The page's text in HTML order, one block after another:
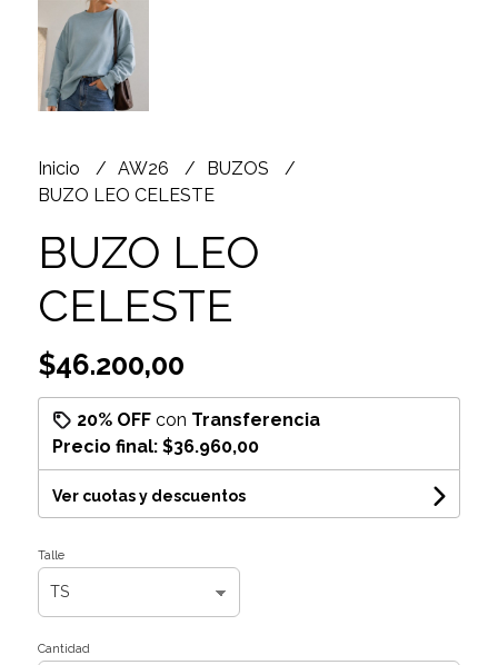
Inicio AW26
BUZOS
BUZO LEO CELESTE
BUZO LEO
CELESTE
$46.200,00
20% OFFcon Transferencia
Precio final: $36.960,00
Ver cuotas y descuentos
Talle
Cantidad